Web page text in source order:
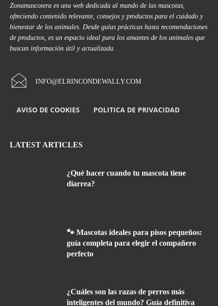
Zonamascotera es una web dedicada al mundo de las mascotas,
ofreciendo contenido relevante, consejos y productos para el cuidado y
bienestar de los animales. Desde guías prácticas hasta recomendaciones
de productos, es un espacio ideal para los amantes de los animales que
buscan información útil y actualizada.
INFO@ELRINCONDEWALLY.COM
AVISO DE COOKIES POLITICA DE PRIVACIDAD
LATEST ARTICLES
¿Qué hacer cuando tu mascota tiene
diarrea?
🐾 Mascotas ideales para pisos pequeños:
guía completa para elegir el compañero
perfecto
¿Cuáles son las razas de perros más
inteligentes del mundo? Guía definitiva